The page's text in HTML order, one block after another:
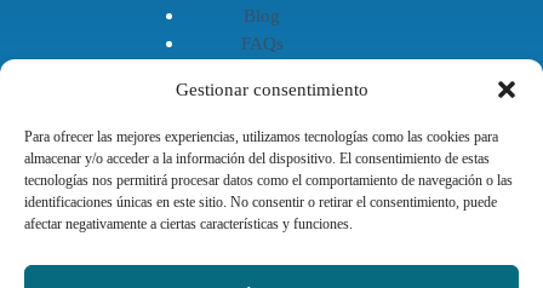
Gestionar consentimiento
Para ofrecer las mejores experiencias, utilizamos tecnologías como las cookies para
almacenar y/o acceder a la información del dispositivo. El consentimiento de estas
tecnologías nos permitirá procesar datos como el comportamiento de navegación o las
identificaciones únicas en este sitio. No consentir o retirar el consentimiento, puede
afectar negativamente a ciertas características y funciones.
Blog
FAQs
Privacy Policy
Contact Us
Contact
9 AM - 5 PM, Mon - Frid
info@tortugabay.com.ec